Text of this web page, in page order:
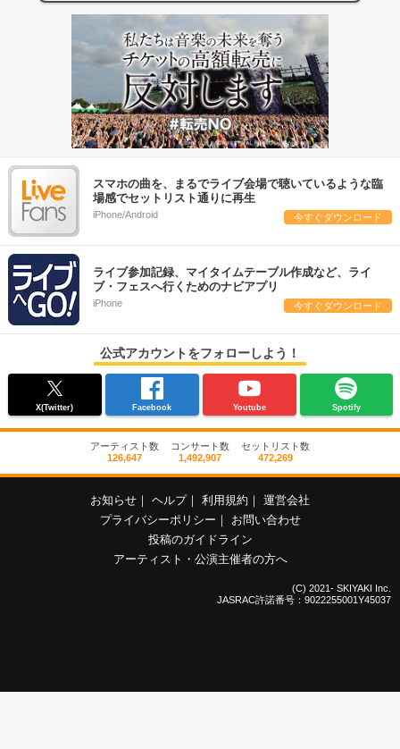
スマホの曲を、まるでライブ会場で聴いているような臨
場感でセットリスト通りに再生
iPhone/Android 今すぐダウンロード
ライブ参加記録、マイタイムテーブル作成など、ライ
ブ・フェスへ行くためのナビアプリ
iPhone 今すぐダウンロード
公式アカウントをフォローしよう！
X(Twitter) Facebook Youtube Spotify
アーティスト数
126,647
コンサート数
1,492,907
セットリスト数
472,269
お知らせ ヘルプ 利用規約
運営会社
プライバシーポリシー
お問い合わせ
投稿のガイドライン
アーティスト・公演主催者の方へ
(C) 2021- SKIYAKI Inc.
JASRAC許諾番号：9022255001Y45037